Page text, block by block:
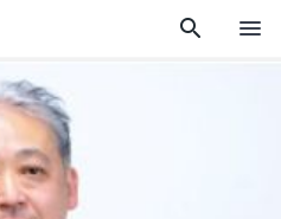
search menu